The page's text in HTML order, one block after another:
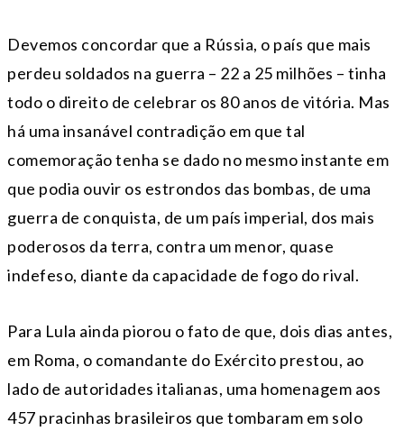
Devemos concordar que a Rússia, o país que mais
perdeu soldados na guerra – 22 a 25 milhões – tinha
todo o direito de celebrar os 80 anos de vitória. Mas
há uma insanável contradição em que tal
comemoração tenha se dado no mesmo instante em
que podia ouvir os estrondos das bombas, de uma
guerra de conquista, de um país imperial, dos mais
poderosos da terra, contra um menor, quase
indefeso, diante da capacidade de fogo do rival.
Para Lula ainda piorou o fato de que, dois dias antes,
em Roma, o comandante do Exército prestou, ao
lado de autoridades italianas, uma homenagem aos
457 pracinhas brasileiros que tombaram em solo